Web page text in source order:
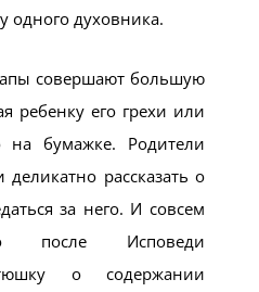
одного духовника.
совершают большую
ребенку его грехи или
на бумажке. Родители
рассказать о
за него. И совсем
после Исповеди
о содержании